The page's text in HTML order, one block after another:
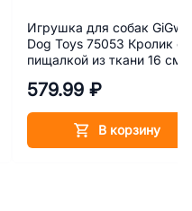
Игрушка для собак GiGwi
Dog Toys 75053 Кролик с
пищалкой из ткани 16 см
579.99 ₽
В корзину